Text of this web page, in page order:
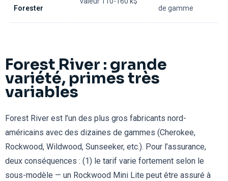
Forester
de gamme
Forest River : grande
variété, primes très
variables
Forest River est l’un des plus gros fabricants nord-
américains avec des dizaines de gammes (Cherokee,
Rockwood, Wildwood, Sunseeker, etc.). Pour l’assurance,
deux conséquences : (1) le tarif varie fortement selon le
sous-modèle — un Rockwood Mini Lite peut être assuré à